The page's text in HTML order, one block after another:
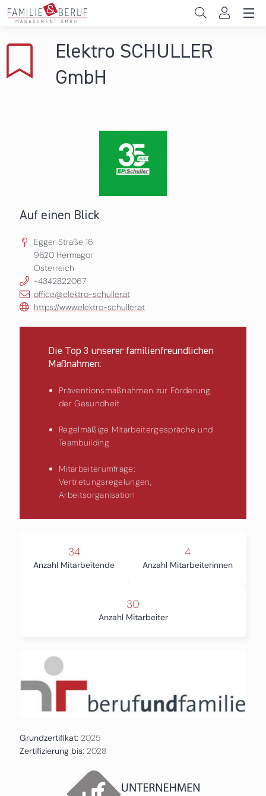
Direkt zum Inhalt
Gemeinden
Elektro SCHULLER
GmbH
Auf einen Blick
Egger Straße 16
9620 Hermagor
Österreich
+4342822067
office@elektro-schuller.at
https://www.elektro-schuller.at
Die Top 3 unserer familienfreundlichen
Maßnahmen:
Präventionsmaßnahmen zur Förderung
der Gesundheit
Regelmäßige Mitarbeitergespräche und
Teambuilding
Mitarbeiterumfrage:
Vertretungsregelungen,
Arbeitsorganisation
34
Anzahl Mitarbeitende
4
Anzahl Mitarbeiterinnen
30
Anzahl Mitarbeiter
Grundzertifikat: 2025
Zertifizierung bis: 2028